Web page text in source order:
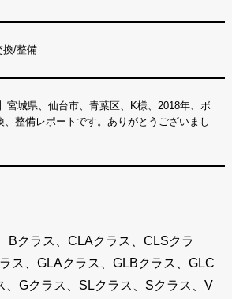
換/整備
宮城県、仙台市、青葉区、K様、2018年、ボ
、整備レポートです。ありがとうございまし
Bクラス、CLAクラス、CLSクラ
ス、GLAクラス、GLBクラス、GLC
、Gクラス、SLクラス、Sクラス、V